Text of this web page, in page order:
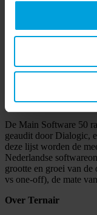
Ternair in
Over Main Software
De Main Software 50
geaudit door Dialogic,
deze lijst worden de
Nederlandse
grootte en groei van
vs one-off), de mate
Over Ternair